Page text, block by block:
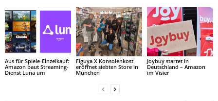
Aus für Spiele-Einzelkauf:
Amazon baut Streaming-
Dienst Luna um
Figuya X Konsolenkost
eröffnet siebten Store in
München
Joybuy startet in
Deutschland – Amazon
im Visier